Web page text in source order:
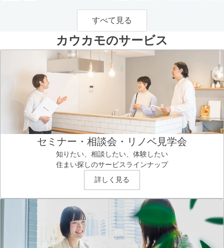
すべて見る
カウカモのサービス
セミナー・相談会・リノベ見学会
知りたい、相談したい、体験したい
住まい探しのサービスラインナップ
詳しく見る